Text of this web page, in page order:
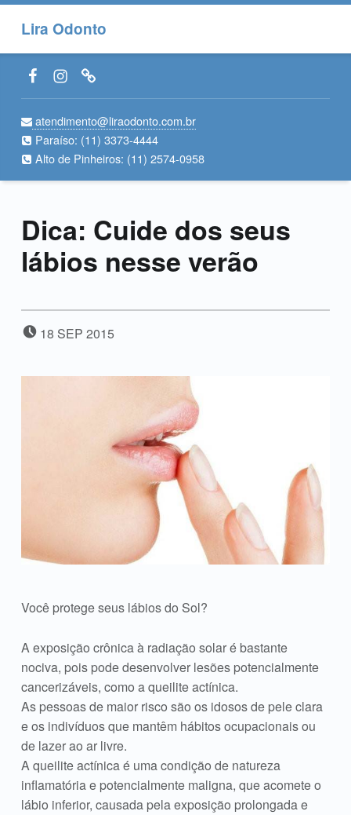
Lira Odonto
Facebook LiraOdonto
Instagram LiraOdonto
Site LiraOdonto
atendimento@liraodonto.com.br
Paraíso: (11) 3373-4444
Alto de Pinheiros: (11) 2574-0958
Dica: Cuide dos seus
lábios nesse verão
POSTED ON:
18 SEP 2015
Você protege seus lábios do Sol?
A exposição crônica à radiação solar é bastante
nociva, pois pode desenvolver lesões potencialmente
cancerizáveis, como a queilite actínica.
As pessoas de maior risco são os idosos de pele clara
e os indivíduos que mantêm hábitos ocupacionais ou
de lazer ao ar livre.
A queilite actínica é uma condição de natureza
inflamatória e potencialmente maligna, que acomete o
lábio inferior, causada pela exposição prolongada e